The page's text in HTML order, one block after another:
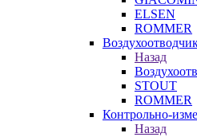
ELSEN
ROMMER
Назад
STOUT
ROMMER
Контрольно-
Назад